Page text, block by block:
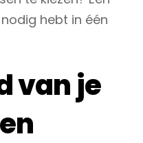
hebt in één
van je